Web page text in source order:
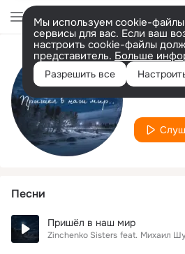
Мы используем cookie-
сервисы для вас. Если ваш
настроить cookie-файлы
представитель. Больше
Разрешить все
Песни
Пришёл в наш мир
Zinchenko Sisters feat. Михаил